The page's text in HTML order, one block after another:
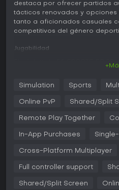
destaca por ofrecer partidos
tácticos renovados y opciones
tanto a aficionados casuales
competitivos del género
Jugabilidad
ajustar formaciones y roles de
durante las partidas. Esta
comportamiento del equipo en
climáticos que afectan el
cada enfrentamiento. Las
pase, el tiro y la defensa para
premia el juego habilidoso.
Simulation Sports
Online PvP Shared/Split
Remote Play Together
In-App Purchases
Cross-Platform Multiplayer
Full controller support
Shared/Split Screen